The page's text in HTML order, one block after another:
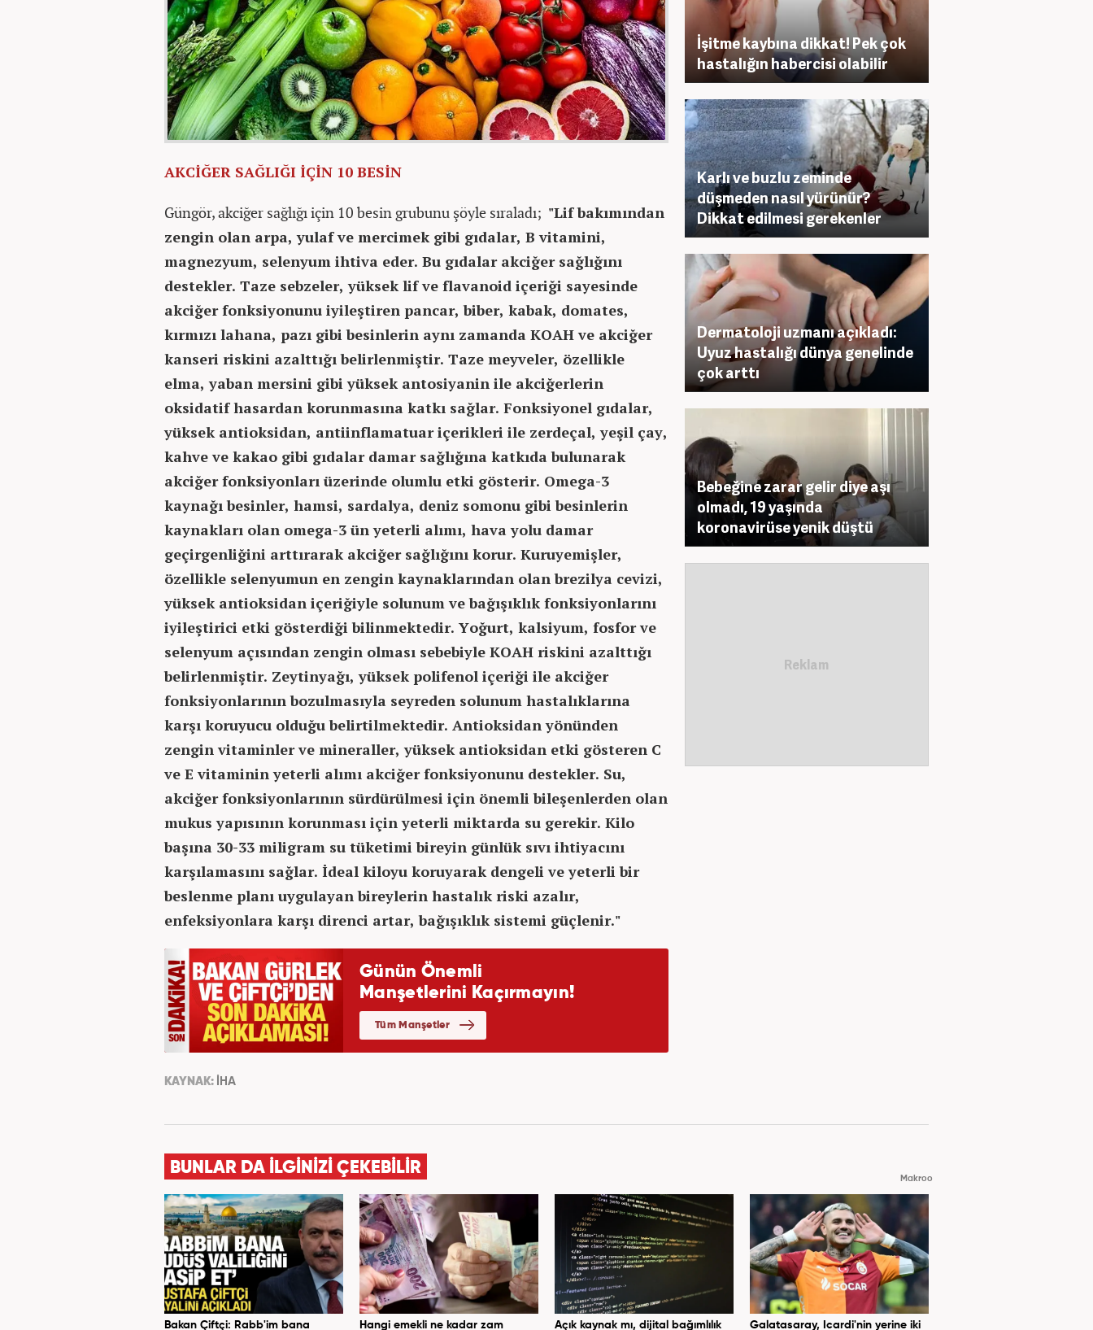
AKCİĞER SAĞLIĞI İÇİN 10 BESİN
Güngör, akciğer sağlığı için 10 besin grubunu şöyle sıraladı; "Lif bakımından
zengin olan arpa, yulaf ve mercimek gibi gıdalar, B vitamini,
magnezyum, selenyum ihtiva eder. Bu gıdalar akciğer sağlığını
destekler. Taze sebzeler, yüksek lif ve flavanoid içeriği sayesinde
akciğer fonksiyonunu iyileştiren pancar, biber, kabak, domates,
kırmızı lahana, pazı gibi besinlerin aynı zamanda KOAH ve akciğer
kanseri riskini azalttığı belirlenmiştir. Taze meyveler, özellikle
elma, yaban mersini gibi yüksek antosiyanin ile akciğerlerin
oksidatif hasardan korunmasına katkı sağlar. Fonksiyonel gıdalar,
yüksek antioksidan, antiinflamatuar içerikleri ile zerdeçal, yeşil çay,
kahve ve kakao gibi gıdalar damar sağlığına katkıda bulunarak
akciğer fonksiyonları üzerinde olumlu etki gösterir. Omega-3
kaynağı besinler, hamsi, sardalya, deniz somonu gibi besinlerin
kaynakları olan omega-3 ün yeterli alımı, hava yolu damar
geçirgenliğini arttırarak akciğer sağlığını korur. Kuruyemişler,
özellikle selenyumun en zengin kaynaklarından olan brezilya cevizi,
yüksek antioksidan içeriğiyle solunum ve bağışıklık fonksiyonlarını
iyileştirici etki gösterdiği bilinmektedir. Yoğurt, kalsiyum, fosfor ve
selenyum açısından zengin olması sebebiyle KOAH riskini azalttığı
belirlenmiştir. Zeytinyağı, yüksek polifenol içeriği ile akciğer
fonksiyonlarının bozulmasıyla seyreden solunum hastalıklarına
karşı koruyucu olduğu belirtilmektedir. Antioksidan yönünden
zengin vitaminler ve mineraller, yüksek antioksidan etki gösteren C
ve E vitaminin yeterli alımı akciğer fonksiyonunu destekler. Su,
akciğer fonksiyonlarının sürdürülmesi için önemli bileşenlerden olan
mukus yapısının korunması için yeterli miktarda su gerekir. Kilo
başına 30-33 miligram su tüketimi bireyin günlük sıvı ihtiyacını
karşılamasını sağlar. İdeal kiloyu koruyarak dengeli ve yeterli bir
beslenme planı uygulayan bireylerin hastalık riski azalır,
enfeksiyonlara karşı direnci artar, bağışıklık sistemi güçlenir."
KAYNAK: İHA
İşitme kaybına dikkat! Pek çok
hastalığın habercisi olabilir
Karlı ve buzlu zeminde
düşmeden nasıl yürünür?
Dikkat edilmesi gerekenler
Dermatoloji uzmanı açıkladı:
Uyuz hastalığı dünya genelinde
çok arttı
Bebeğine zarar gelir diye aşı
olmadı, 19 yaşında
koronavirüse yenik düştü
BUNLAR DA İLGİNİZİ ÇEKEBİLİR
Makroo
Bakan Çiftçi: Rabb'im bana Hangi emekli ne kadar zam Açık kaynak mı, dijital bağımlılık Galatasaray, Icardi'nin yerine iki